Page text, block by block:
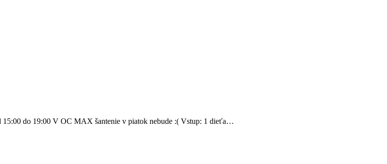
15:00 do 19:00 V OC MAX šantenie v piatok nebude :( Vstup: 1 dieťa…